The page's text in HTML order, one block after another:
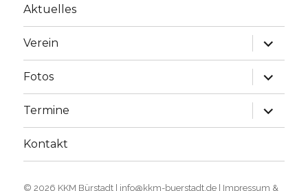
Aktuelles
Verein
öffnen
Fotos
öffnen
Termine
öffnen
Kontakt
© 2026 KKM Bürstadt info@kkm-buerstadt.de Impressum &